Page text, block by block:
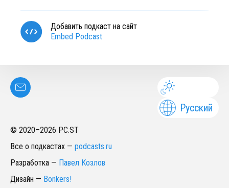
Добавить подкаст на сайт
Embed Podcast
Русский
© 2020–2026 PC.ST
Все о подкастах — podcasts.ru
Разработка — Павел Козлов
Дизайн — Bonkers!